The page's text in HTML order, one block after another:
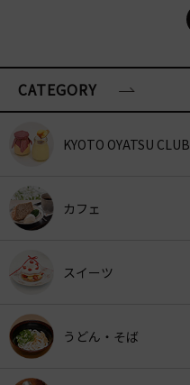
CATEGORY
KYOTO OYATSU CLUB
カフェ
スイーツ
うどん・そば